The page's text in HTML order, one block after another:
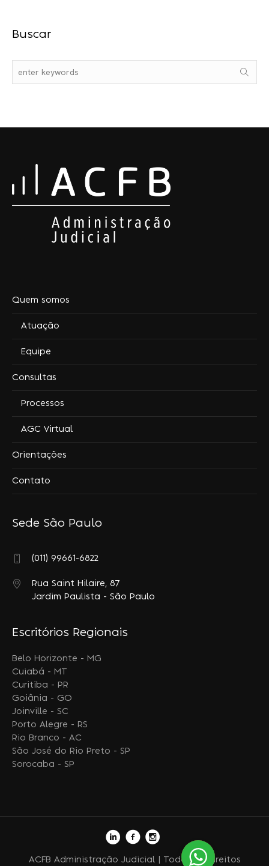
Buscar
Quem somos
Atuação
Equipe
Consultas
Processos
AGC Virtual
Orientações
Contato
Sede São Paulo
(011) 99661-6822
Rua Saint Hilaire, 87
Jardim Paulista - São Paulo
Escritórios Regionais
Belo Horizonte - MG
Cuiabá - MT
Curitiba - PR
Goiânia - GO
Joinville - SC
Porto Alegre - RS
Rio Branco - AC
São José do Rio Preto - SP
Sorocaba - SP
ACFB Administração Judicial | Todos os direitos